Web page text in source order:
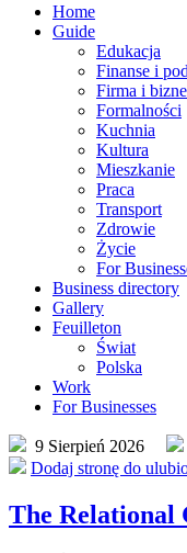
Home
Guide
Edukacja
Finanse i
Firma i
Formalności
Kuchnia
Kultura
Mieszkanie
Praca
Transport
Zdrowie
Życie
For
Business directory
Gallery
Feuilleton
Świat
Polska
Work
For Businesses
9 Sierpień 2026
Dodaj stronę do
The Relational